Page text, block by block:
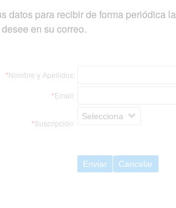
datos para recibir de forma periódica
en su correo.
*Nombre y Apellidos:
*Email:
*Suscripción:
Selecciona
Enviar Cancelar